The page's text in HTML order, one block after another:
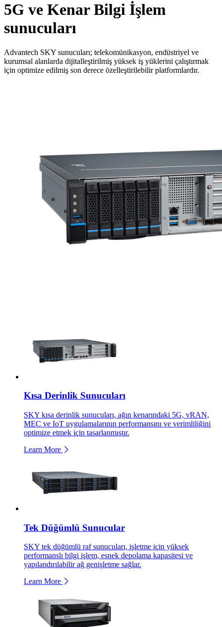
5G ve Kenar Bilgi İşlem
sunucuları
Advantech SKY sunucuları; telekomünikasyon, endüstriyel ve
kurumsal alanlarda dijitalleştirilmiş yüksek iş yüklerini çalıştırmak
için optimize edilmiş son derece özelleştirilebilir platformlardır.
Kısa Derinlik Sunucuları
SKY kısa derinlik sunucuları, ağın kenarındaki 5G, vRAN,
MEC ve IoT uygulamalarının performansını ve verimliliğini
optimize etmek için tasarlanmıştır.
Learn More
Tek Düğümlü Sunucular
SKY tek düğümlü raf sunucuları, işletme için yüksek
performanslı bilgi işlem, esnek depolama kapasitesi ve
yapılandırılabilir ağ genişletme sağlar.
Learn More